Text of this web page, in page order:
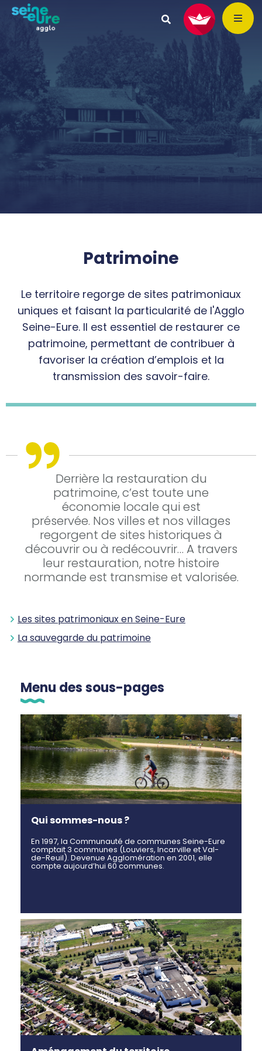
Patrimoine
Le territoire regorge de sites patrimoniaux
uniques et faisant la particularité de l'Agglo
Seine-Eure. Il est essentiel de restaurer ce
patrimoine, permettant de contribuer à
favoriser la création d’emplois et la
transmission des savoir-faire.
Derrière la restauration du
patrimoine, c’est toute une
économie locale qui est
préservée. Nos villes et nos villages
regorgent de sites historiques à
découvrir ou à redécouvrir… A travers
leur restauration, notre histoire
normande est transmise et valorisée.
Les sites patrimoniaux en Seine-Eure
La sauvegarde du patrimoine
Menu des sous-pages
Qui sommes-nous ?
En 1997, la Communauté de communes Seine-Eure
comptait 3 communes (Louviers, Incarville et Val-
de-Reuil). Devenue Agglomération en 2001, elle
compte aujourd’hui 60 communes.